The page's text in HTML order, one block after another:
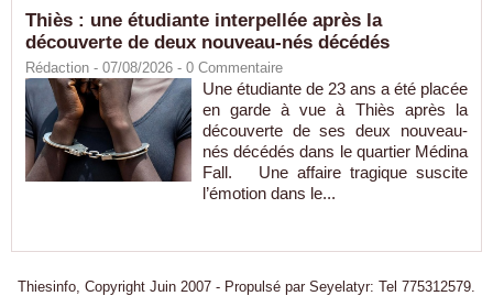
Thiès : une étudiante interpellée après la
découverte de deux nouveau-nés décédés
Rédaction - 07/08/2026 - 0 Commentaire
Une étudiante de 23 ans a été placée
en garde à vue à Thiès après la
découverte de ses deux nouveau-
nés décédés dans le quartier Médina
Fall. Une affaire tragique suscite
l’émotion dans le...
Thiesinfo, Copyright Juin 2007 - Propulsé par Seyelatyr: Tel 775312579.